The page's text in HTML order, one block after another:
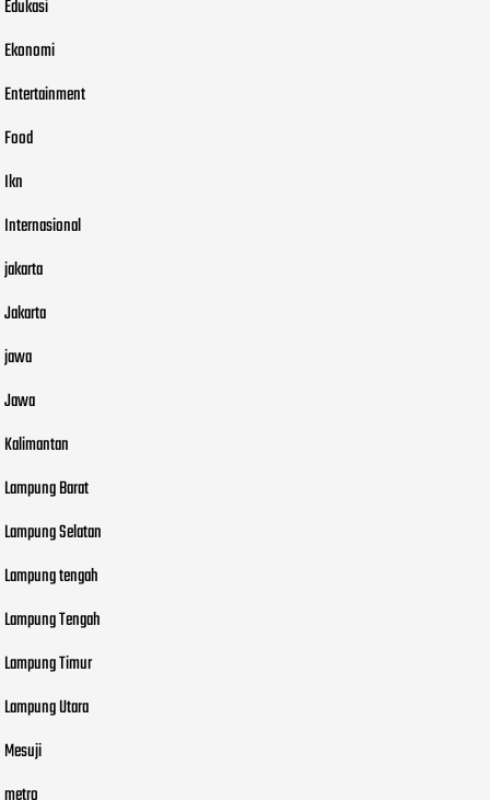
Edukasi
Ekonomi
Entertainment
Food
Ikn
Internasional
jakarta
Jakarta
jawa
Jawa
Kalimantan
Lampung Barat
Lampung Selatan
Lampung tengah
Lampung Tengah
Lampung Timur
Lampung Utara
Mesuji